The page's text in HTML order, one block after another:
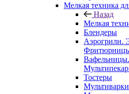
Мелкая техника
Назад
Мелкая
Блендеры
Аэрогрили.
Тостеры
Мультиварки